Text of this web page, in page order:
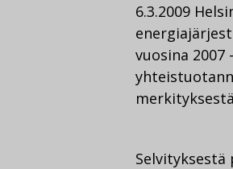
6.3.2009
vuosina
Selvityksestä